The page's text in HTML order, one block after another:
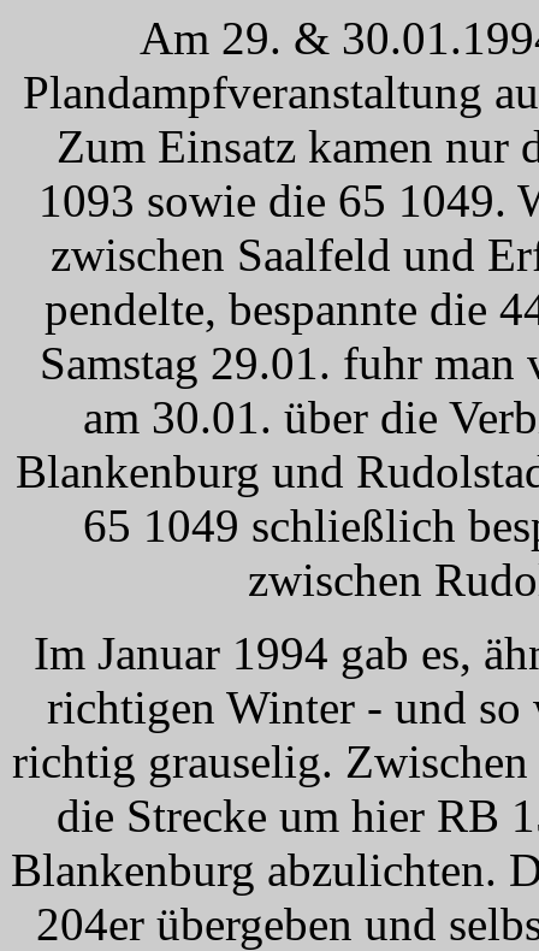
Am 29. &
Plandampfveranstaltung
Zum Einsatz kamen nur
1093 sowie die 65 1049.
zwischen Saalfeld und
pendelte, bespannte die
Samstag 29.01. fuhr man
am 30.01. über die
Blankenburg und
65 1049 schließlich
zwischen
Im Januar 1994 gab es,
richtigen Winter - und so
richtig grauselig.
die Strecke um hier RB
Blankenburg abzulichten.
204er übergeben und